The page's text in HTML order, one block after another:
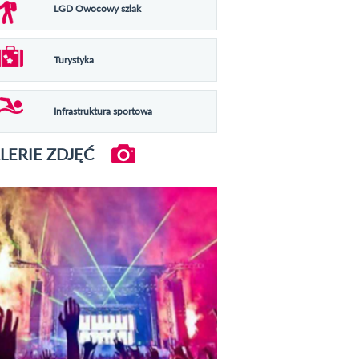
LGD Owocowy szlak
Turystyka
Infrastruktura sportowa
ZDJĘĆ